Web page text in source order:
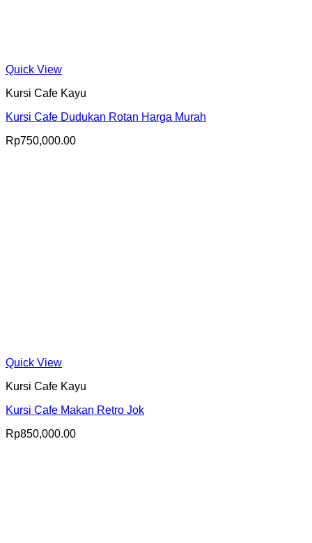
Quick View
Kursi Cafe Kayu
Kursi Cafe Dudukan Rotan Harga Murah
Rp750,000.00
Quick View
Kursi Cafe Kayu
Kursi Cafe Makan Retro Jok
Rp850,000.00